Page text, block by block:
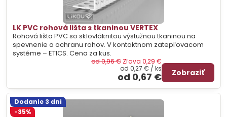
LK PVC rohová lišta s tkaninou VERTEX
Rohová lišta PVC so sklovláknitou výstužnou tkaninou na
spevnenie a ochranu rohov. V kontaktnom zatepľovacom
systéme – ETICS. Cena za kus.
od 0,67 €
od 0,96 € Zľava 0,29 €
od 0,27 € / ks Zobraziť
Dodanie 3 dni
-35%